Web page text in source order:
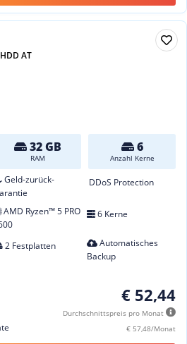
AT
32 GB
RAM
6
Anzahl Kerne
Geld-zurück-
DDoS Protection
AMD Ryzen™ 5 PRO
6 Kerne
2 Festplatten
Automatisches
Backup
€ 52,44
Durchschnittspreis pro Monat
€ 57,48/Monat